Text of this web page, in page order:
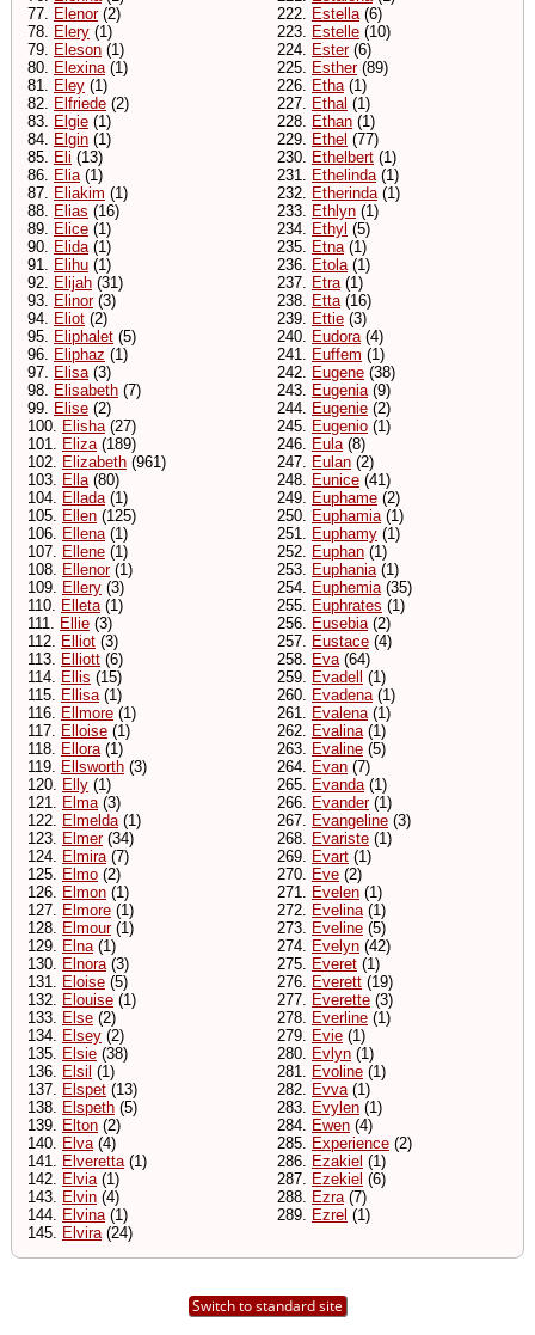
77. Elenor(2)
78. Elery (1)
79. Eleson (1)
80. Elexina(1)
81. Eley (1)
82. Elfriede (2)
83. Elgie (1)
84. Elgin (1)
85. Eli (13)
86. Elia(1)
87. Eliakim (1)
88. Elias (16)
89. Elice (1)
90. Elida(1)
91. Elihu (1)
92. Elijah (31)
93. Elinor(3)
94. Eliot (2)
95. Eliphalet (5)
96. Eliphaz (1)
97. Elisa(3)
98. Elisabeth (7)
99. Elise (2)
100. Elisha(27)
101. Eliza(189)
102. Elizabeth (961)
103. Ella(80)
104. Ellada(1)
105. Ellen (125)
106. Ellena(1)
107. Ellene (1)
108. Ellenor(1)
109. Ellery (3)
110. Elleta(1)
111. Ellie (3)
112. Elliot (3)
113. Elliott (6)
114. Ellis (15)
115. Ellisa(1)
116. Ellmore (1)
117. Elloise (1)
118. Ellora(1)
119. Ellsworth (3)
120. Elly (1)
121. Elma(3)
122. Elmelda(1)
123. Elmer(34)
124. Elmira(7)
125. Elmo (2)
126. Elmon (1)
127. Elmore (1)
128. Elmour(1)
129. Elna(1)
130. Elnora(3)
131. Eloise (5)
132. Elouise (1)
133. Else (2)
134. Elsey (2)
135. Elsie (38)
136. Elsil (1)
137. Elspet (13)
138. Elspeth (5)
139. Elton (2)
140. Elva(4)
141. Elveretta(1)
142. Elvia(1)
143. Elvin (4)
144. Elvina(1)
145. Elvira(24)
222. Estella(6)
223. Estelle (10)
224. Ester(6)
225. Esther(89)
226. Etha(1)
227. Ethal (1)
228. Ethan (1)
229. Ethel (77)
230. Ethelbert (1)
231. Ethelinda(1)
232. Etherinda(1)
233. Ethlyn (1)
234. Ethyl (5)
235. Etna(1)
236. Etola(1)
237. Etra(1)
238. Etta(16)
239. Ettie (3)
240. Eudora(4)
241. Euffem (1)
242. Eugene (38)
243. Eugenia(9)
244. Eugenie (2)
245. Eugenio (1)
246. Eula(8)
247. Eulan (2)
248. Eunice (41)
249. Euphame (2)
250. Euphamia(1)
251. Euphamy (1)
252. Euphan (1)
253. Euphania(1)
254. Euphemia(35)
255. Euphrates (1)
256. Eusebia(2)
257. Eustace (4)
258. Eva(64)
259. Evadell
(1)
260. Evadena(1)
261. Evalena(1)
262. Evalina(1)
263. Evaline (5)
264. Evan (7)
265. Evanda(1)
266. Evander(1)
267. Evangeline (3)
268. Evariste (1)
269. Evart (1)
270. Eve (2)
271. Evelen (1)
272. Evelina(1)
273. Eveline (5)
274. Evelyn (42)
275. Everet (1)
276. Everett (19)
277. Everette (3)
278. Everline (1)
279. Evie (1)
280. Evlyn (1)
281. Evoline (1)
282. Evva(1)
283. Evylen (1)
284. Ewen (4)
285. Experience (2)
286. Ezakiel (1)
287. Ezekiel (6)
288. Ezra(7)
289. Ezrel (1)
Switch to standard site